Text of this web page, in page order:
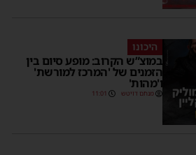
היכונו
במוצ”ש הקרוב: מופע סיום בין
הזמנים של 'המרכז למורשת'
ו'מהות'
מנחם דויטש 11:01